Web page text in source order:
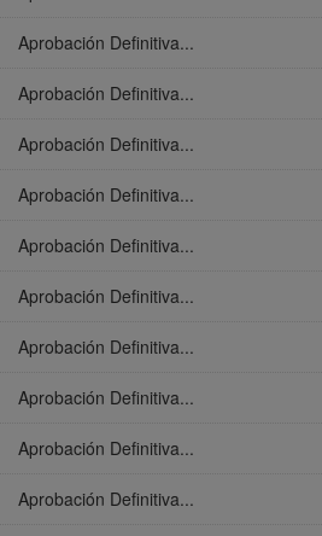
Aprobación Definitiva...
Aprobación Definitiva...
Aprobación Definitiva...
Aprobación Definitiva...
Aprobación Definitiva...
Aprobación Definitiva...
Aprobación Definitiva...
Aprobación Definitiva...
Aprobación Definitiva...
Aprobación Definitiva...